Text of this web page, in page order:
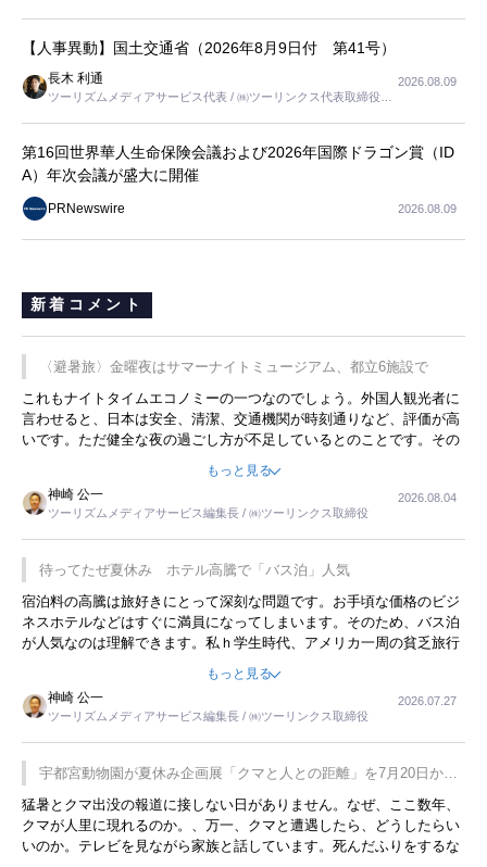
【人事異動】国土交通省（2026年8月9日付 第41号）
長木 利通
ツーリズムメディアサービス代表 / ㈱ツーリンクス代表取締役社
2026.08.09
第16回世界華人生命保険会議および2026年国際ドラゴン賞（ID
A）年次会議が盛大に開催
PRNewswire 2026.08.09
新着コメント
〈避暑旅〉金曜夜はサマーナイトミュージアム、都立6施設で
これもナイトタイムエコノミーの一つなのでしょう。外国人観光者に
言わせると、日本は安全、清潔、交通機関が時刻通りなど、評価が高
いです。ただ健全な夜の過ごし方が不足しているとのことです。その
限らず外国人にとっても楽しみが増えるでしょうね。
もっと見る
神崎 公一
ツーリズムメディアサービス編集長 / ㈱ツーリンクス取締役
2026.08.04
待ってたぜ夏休み ホテル高騰で「バス泊」人気
宿泊料の高騰は旅好きにとって深刻な問題です。お手頃な価格のビジ
ネスホテルなどはすぐに満員になってしまいます。そのため、バス泊
が人気なのは理解できます。私ｈ学生時代、アメリカ一周の貧乏旅行
用してホテル代を浮かせていました。ただし、若いからできたことで
す。若い人が夜行バスで京都に行った、青森に行ったと聞くと、疲れ
が残らないのかなと思ってしまいます。
もっと見る
神崎 公一
ツーリズムメディアサービス編集長 / ㈱ツーリンクス取締役
2026.07.27
宇都宮動物園が夏休み企画展「クマと人との距離」を7月20日から
開催
猛暑とクマ出没の報道に接しない日がありません。なぜ、ここ数年、
クマが人里に現れるのか。、万一、クマと遭遇したら、どうしたらい
いのか。テレビを見ながら家族と話しています。死んだふりをするな